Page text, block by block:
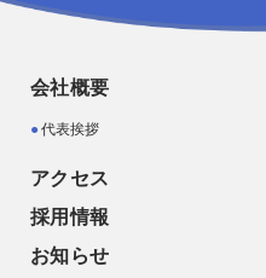
会社概要
代表挨拶
アクセス
採用情報
お知らせ